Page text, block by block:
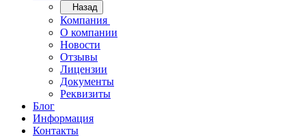
Назад
Компания
О компании
Новости
Отзывы
Лицензии
Документы
Реквизиты
Блог
Информация
Контакты